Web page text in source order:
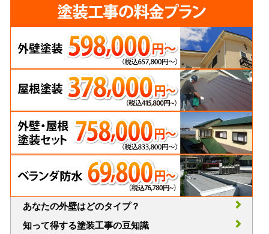
あなたの外壁はどのタイプ？
知って得する塗装工事の豆知識